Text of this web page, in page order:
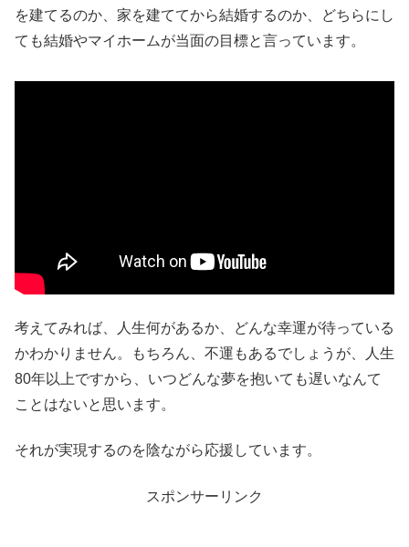
を建てるのか、家を建ててから結婚するのか、どちらにし
ても結婚やマイホームが当面の目標と言っています。
考えてみれば、人生何があるか、どんな幸運が待っている
かわかりません。もちろん、不運もあるでしょうが、人生
80年以上ですから、いつどんな夢を抱いても遅いなんて
ことはないと思います。
それが実現するのを陰ながら応援しています。
スポンサーリンク